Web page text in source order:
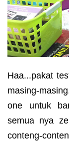
Haa...pakat
masing-
one untuk
semua nya
conteng-